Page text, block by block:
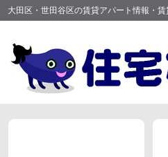
大田区・世田谷区の賃貸アパート情報・